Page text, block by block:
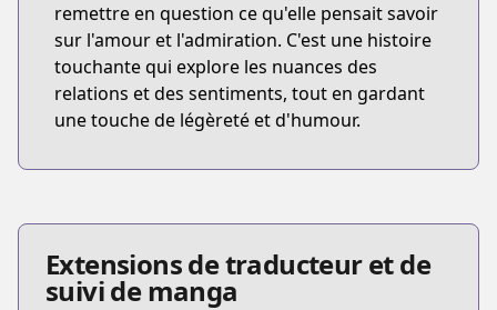
remettre en question ce qu'elle pensait savoir
sur l'amour et l'admiration. C'est une histoire
touchante qui explore les nuances des
relations et des sentiments, tout en gardant
une touche de légèreté et d'humour.
Extensions de traducteur et de
suivi de manga